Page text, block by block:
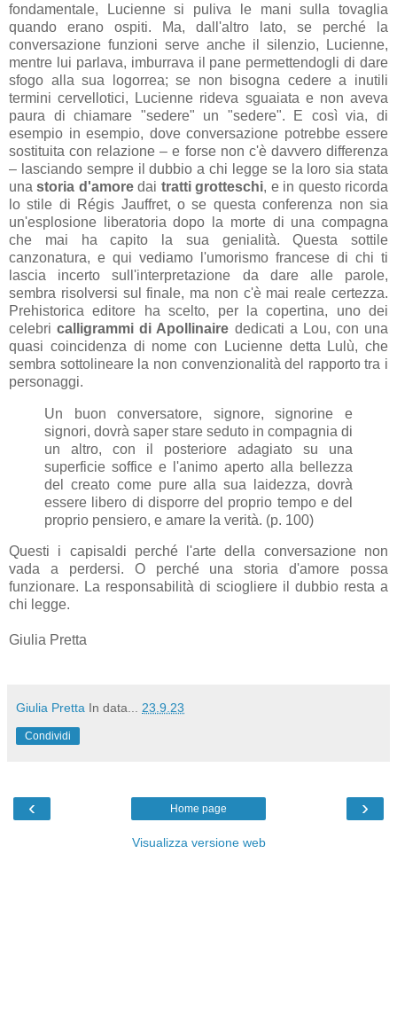
fondamentale, Lucienne si puliva le mani sulla tovaglia
quando erano ospiti. Ma, dall'altro lato, se perché la
conversazione funzioni serve anche il silenzio, Lucienne,
mentre lui parlava, imburrava il pane permettendogli di dare
sfogo alla sua logorrea; se non bisogna cedere a inutili
termini cervellotici, Lucienne rideva sguaiata e non aveva
paura di chiamare "sedere" un "sedere". E così via, di
esempio in esempio, dove conversazione potrebbe essere
sostituita con relazione – e forse non c'è davvero differenza
– lasciando sempre il dubbio a chi legge se la loro sia stata
unastoria d'amoredai tratti grotteschi, e in questo ricorda
lo stile di Régis Jauffret, o se questa conferenza non sia
un'esplosione liberatoria dopo la morte di una compagna
che mai ha capito la sua genialità. Questa sottile
canzonatura, e qui vediamo l'umorismo francese di chi ti
lascia incerto sull'interpretazione da dare alle parole,
sembra risolversi sul finale, ma non c'è mai reale certezza.
Prehistorica editore ha scelto, per la copertina, uno dei
celebricalligrammi di Apollinaire dedicati a Lou, con una
quasi coincidenza di nome con Lucienne detta Lulù, che
sembra sottolineare la non convenzionalità del rapporto tra i
personaggi.
Un buon conversatore, signore, signorine e
signori, dovrà saper stare seduto in compagnia di
un altro, con il posteriore adagiato su una
superficie soffice e l'animo aperto alla bellezza
del creato come pure alla sua laidezza, dovrà
essere libero di disporre del proprio tempo e del
proprio pensiero, e amare la verità. (p. 100)
Questi i capisaldi perché l'arte della conversazione non
vada a perdersi. O perché una storia d'amore possa
funzionare. La responsabilità di sciogliere il dubbio resta a
chi legge.
Giulia Pretta
Giulia Pretta In data... 23.9.23
Condividi
‹ ›
Home page
Visualizza versione web